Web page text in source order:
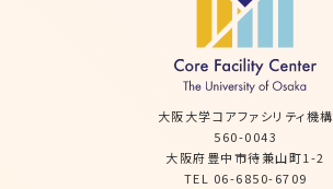
大阪大学コアファシリティ機構
560-0043
大阪府豊中市待兼山町1-2
TEL 06-6850-6709